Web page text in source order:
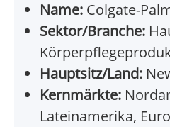
Name: Colgate-
Sektor/Branche:
Hauptsitz/Land:
Kernmärkte:
Lateinamerika,